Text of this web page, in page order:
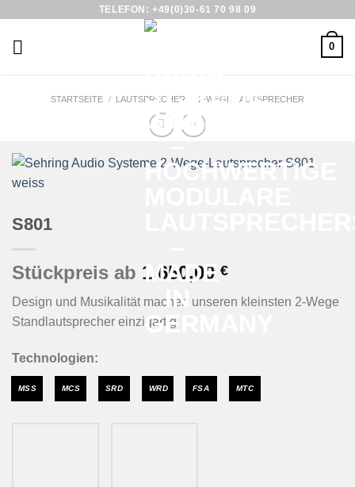
TELEFON: +49(0)30-61 70 98 09
0
STARTSEITE / LAUTSPRECHER 2-WEGE LAUTSPRECHER
S801
Stückpreis ab 1.650,00 €
Design und Musikalität machen unseren kleinsten 2-Wege
Standlautsprecher einzigartig
Technologien:
MSS MCS SRD WRD FSA MTC